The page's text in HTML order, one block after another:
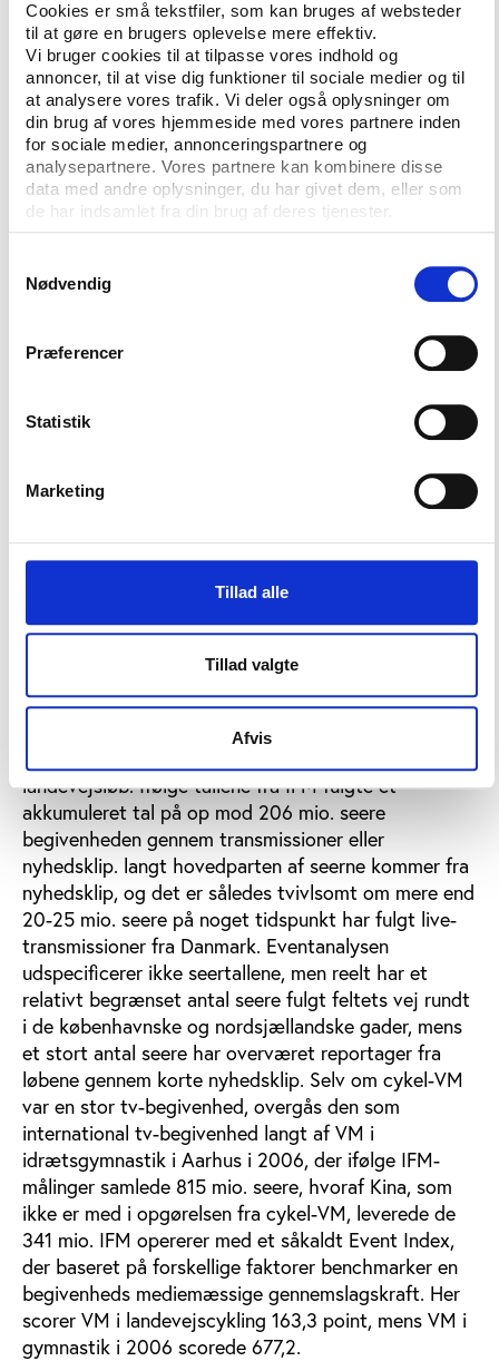
Cookies er små tekstfiler, som kan bruges af websteder
til at gøre en brugers oplevelse mere effektiv.
Vi bruger cookies til at tilpasse vores indhold og
annoncer, til at vise dig funktioner til sociale medier og til
at analysere vores trafik. Vi deler også oplysninger om
din brug af vores hjemmeside med vores partnere inden
for sociale medier, annonceringspartnere og
analysepartnere. Vores partnere kan kombinere disse
data med andre oplysninger, du har givet dem, eller som
de har indsamlet fra din brug af deres tjenester.
Nødvendig
Præferencer
Statistik
Marketing
Tillad alle
Tillad valgte
Afvis
Evalueringen tager ikke stilling til, om dette er en
god forrentning, men til sammenligning udgav Sport
Event Denmark i 2006 rapporten ’Internationale
sports events i Danmark i 2005 – hvad er de værd?’
Denne rapport viste, at 18 store og små events med
en samlet udenlandsk turismeomsætning på 68 mio.
kr. havde skabt en forretning på 14,4 gange (ROI-1)
de samlede offentlige tilskud til begivenhederne.
offentlige tilskud til store idræts events var, og lod
en australsk eventmand give svaret: ”Det skal
Director-General of the Department of Tourism,
Australien ikke involvere sig i begivenheder, der har
en ROI-1 på under 8.”
Færre tv-seere end håbet
været vel optimistiske: Der var langt fra så mange
internationale tv-seere, der fulgte rytterne i de
som meldt ud på forhånd.
På tv-siden er seertallene ifølge rapportens
opgørelser fra det tyske mediebureau IFM knapt så
imponerende som de forventninger om op mod 400
landevejsløb. Ifølge tallene fra IFM fulgte et
akkumuleret tal på op mod 206 mio. seere
begivenheden gennem transmissioner eller
nyhedsklip. langt hovedparten af seerne kommer fra
nyhedsklip, og det er således tvivlsomt om mere end
20-25 mio. seere på noget tidspunkt har fulgt live-
transmissioner fra Danmark. Eventanalysen
udspecificerer ikke seertallene, men reelt har et
relativt begrænset antal seere fulgt feltets vej rundt
i de københavnske og nordsjællandske gader, mens
et stort antal seere har overværet reportager fra
løbene gennem korte nyhedsklip. Selv om cykel-VM
var en stor tv-begivenhed, overgås den som
international tv-begivenhed langt af VM i
idrætsgymnastik i Aarhus i 2006, der ifølge IFM-
målinger samlede 815 mio. seere, hvoraf Kina, som
ikke er med i opgørelsen fra cykel-VM, leverede de
341 mio. IFM opererer med et såkaldt Event Index,
der baseret på forskellige faktorer benchmarker en
begivenheds mediemæssige gennemslagskraft. Her
scorer VM i landevejscykling 163,3 point, mens VM i
gymnastik i 2006 scorede 677,2.